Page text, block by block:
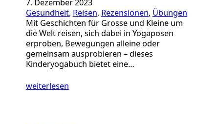
7. Dezember 2023
Gesundheit, Reisen, Rezensionen, Übungen
Mit Geschichten für Grosse und Kleine um
die Welt reisen, sich dabei in Yogaposen
erproben, Bewegungen alleine oder
gemeinsam ausprobieren – dieses
Kinderyogabuch bietet eine…
weiterlesen